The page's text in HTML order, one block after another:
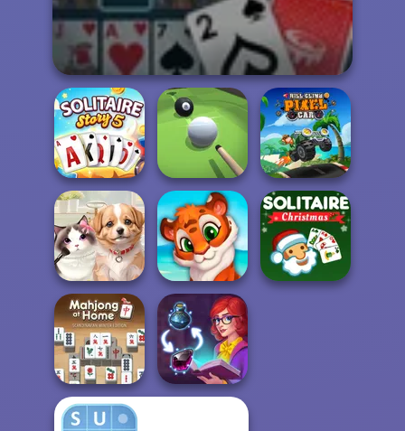
Solitaire Story
TriPeaks 5
Pool Master 3D
Hill Climb Pixel
Car
Pet Salon Mosaic Artimo